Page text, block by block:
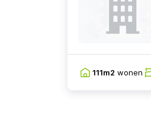
111m2 wonen